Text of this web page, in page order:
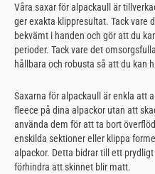
Våra saxar för alpackaull är
ger exakta klippresultat. Tack vare
bekvämt i handen och gör att du
perioder. Tack vare det
hållbara och robusta så att du kan
Saxarna för alpackaull är enkla att
fleece på dina alpackor utan att
använda dem för att ta bort
enskilda sektioner eller klippa
alpackor. Detta bidrar till ett
förhindra att skinnet blir matt.